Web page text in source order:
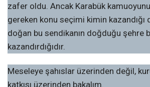
zafer oldu. Ancak Karabük
gereken konu seçimi kimin kazandığı
doğan bu sendikanın doğduğu şehre
kazandırdığıdır.
Meseleye şahıslar üzerinden değil,
katkısı üzerinden bakalım.